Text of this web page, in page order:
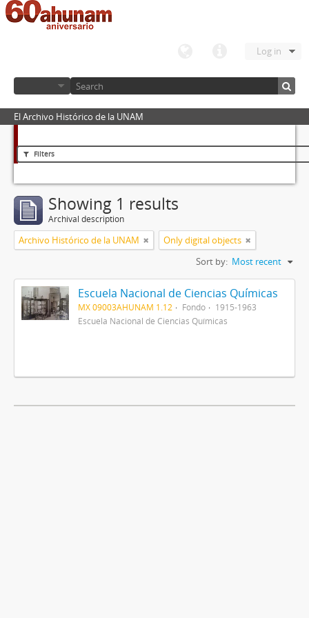
Log in
El Archivo Histórico de la UNAM
Filters
Showing 1 results
Archival description
Archivo Histórico de la UNAM
Only digital objects
Sort by: Most recent
Escuela Nacional de Ciencias Químicas
MX 09003AHUNAM 1.12 Fondo
1915-1963
Escuela Nacional de Ciencias Químicas